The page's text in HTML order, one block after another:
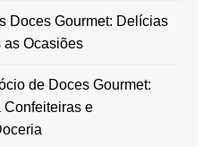
Doces Gourmet: Delícias
as Ocasiões
de Doces Gourmet:
Confeiteiras e